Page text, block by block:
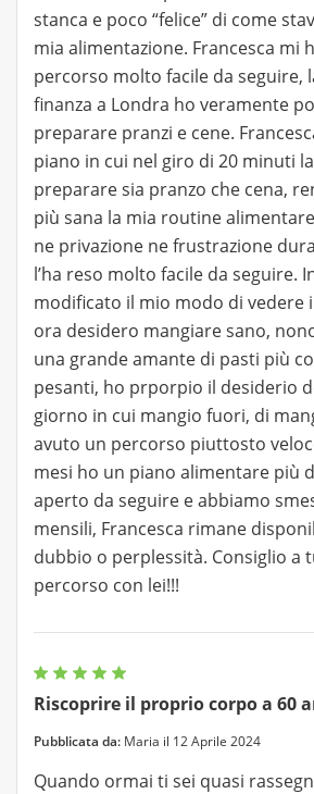
stanca e poco “felice” di come
mia alimentazione. Francesca mi
percorso molto facile da seguire,
finanza a Londra ho veramente
preparare pranzi e cene.
piano in cui nel giro di 20 minuti
preparare sia pranzo che cena,
più sana la mia routine
ne privazione ne frustrazione
l’ha reso molto facile da seguire.
modificato il mio modo di vedere
ora desidero mangiare sano,
una grande amante di pasti più
pesanti, ho prporpio il desiderio
giorno in cui mangio fuori, di
avuto un percorso piuttosto
mesi ho un piano alimentare più
aperto da seguire e abbiamo
mensili, Francesca rimane
dubbio o perplessità. Consiglio a
percorso con lei!!!
Riscoprire il proprio corpo a 60
Pubblicata da: Maria il 12 Aprile 2024
Quando ormai ti sei quasi